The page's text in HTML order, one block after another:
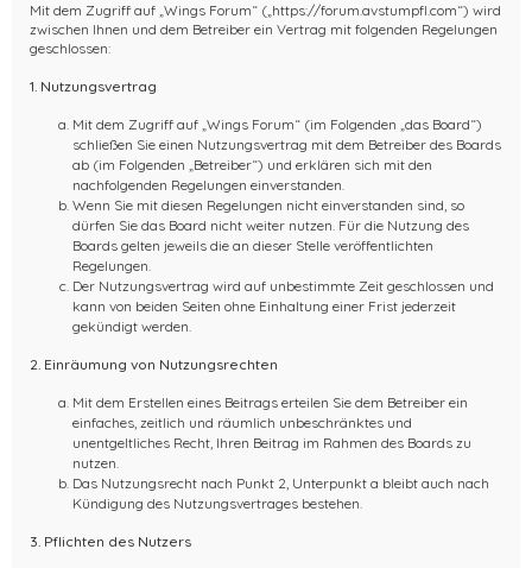
Mit dem Zugriff auf „Wings Forum“ („https://forum.avstumpfl.com“) wird
zwischen Ihnen und dem Betreiber ein Vertrag mit folgenden Regelungen
geschlossen:
1. Nutzungsvertrag
Mit dem Zugriff auf „Wings Forum“ (im Folgenden „das Board“)
schließen Sie einen Nutzungsvertrag mit dem Betreiber des Boards
ab (im Folgenden „Betreiber“) und erklären sich mit den
nachfolgenden Regelungen einverstanden.
Wenn Sie mit diesen Regelungen nicht einverstanden sind, so
dürfen Sie das Board nicht weiter nutzen. Für die Nutzung des
Boards gelten jeweils die an dieser Stelle veröffentlichten
Regelungen.
Der Nutzungsvertrag wird auf unbestimmte Zeit geschlossen und
kann von beiden Seiten ohne Einhaltung einer Frist jederzeit
gekündigt werden.
2. Einräumung von Nutzungsrechten
Mit dem Erstellen eines Beitrags erteilen Sie dem Betreiber ein
einfaches, zeitlich und räumlich unbeschränktes und
unentgeltliches Recht, Ihren Beitrag im Rahmen des Boards zu
nutzen.
Das Nutzungsrecht nach Punkt 2, Unterpunkt a bleibt auch nach
Kündigung des Nutzungsvertrages bestehen.
3. Pflichten des Nutzers